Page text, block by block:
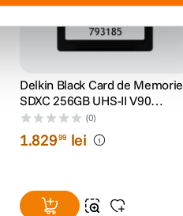
Delkin Black Card de Memorie
SDXC 256GB UHS-II V90
R300/W250 (0)
1.82999 lei